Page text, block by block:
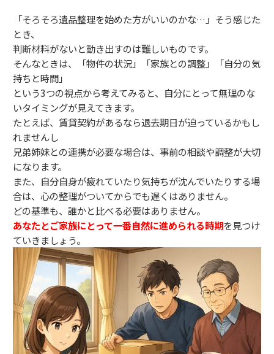
「そろそろ遺品整理を始めた方がいいのかな…」そう感じた
とき、
判断材料がないと動き出すのは難しいものです。
そんなときは、「物件の状況」「家族との調整」「自分の気
持ちと時間」
という3つの視点から考えてみると、自分にとって無理のな
いタイミングが見えてきます。
たとえば、賃貸契約があるなら退去期日が迫っているかもし
れませんし
兄弟姉妹との連携が必要な場合は、事前の相談や調整が大切
になります。
また、自分自身が疲れていたり気持ちが沈んでいたりする場
合は、心の整理がついてからでも遅くはありません。
どの基準も、誰かと比べる必要はありません。
あなたとご家族にとって一番自然に進められる時期を見つけ
ていきましょう。